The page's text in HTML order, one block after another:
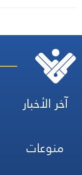
آخر الأخبار
منوعات